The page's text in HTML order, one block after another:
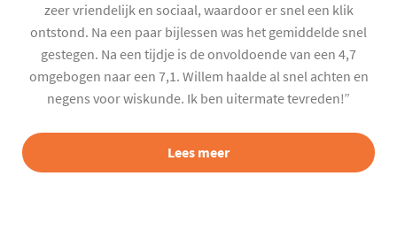
zeer vriendelijk en sociaal, waardoor er snel een klik
ontstond. Na een paar bijlessen was het gemiddelde snel
gestegen. Na een tijdje is de onvoldoende van een 4,7
omgebogen naar een 7,1. Willem haalde al snel achten en
negens voor wiskunde. Ik ben uitermate tevreden!”
Lees meer